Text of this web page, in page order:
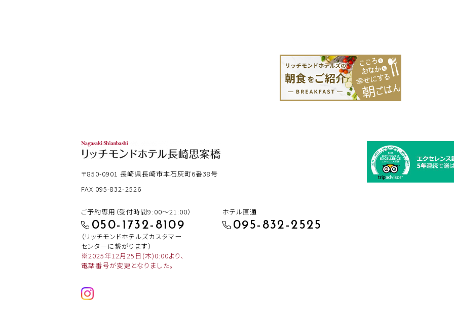
〒850-0901長崎県長崎市本石灰町6番38号
FAX:095-832-2526
ご予約専用（受付時間9:00～21:00）
050-1732-8109
（リッチモンドホテルズカスタマー
センターに繋がります）
※2025年12月25日(木)0:00より、
電話番号が変更となりました。
ホテル直通
095-832-2525